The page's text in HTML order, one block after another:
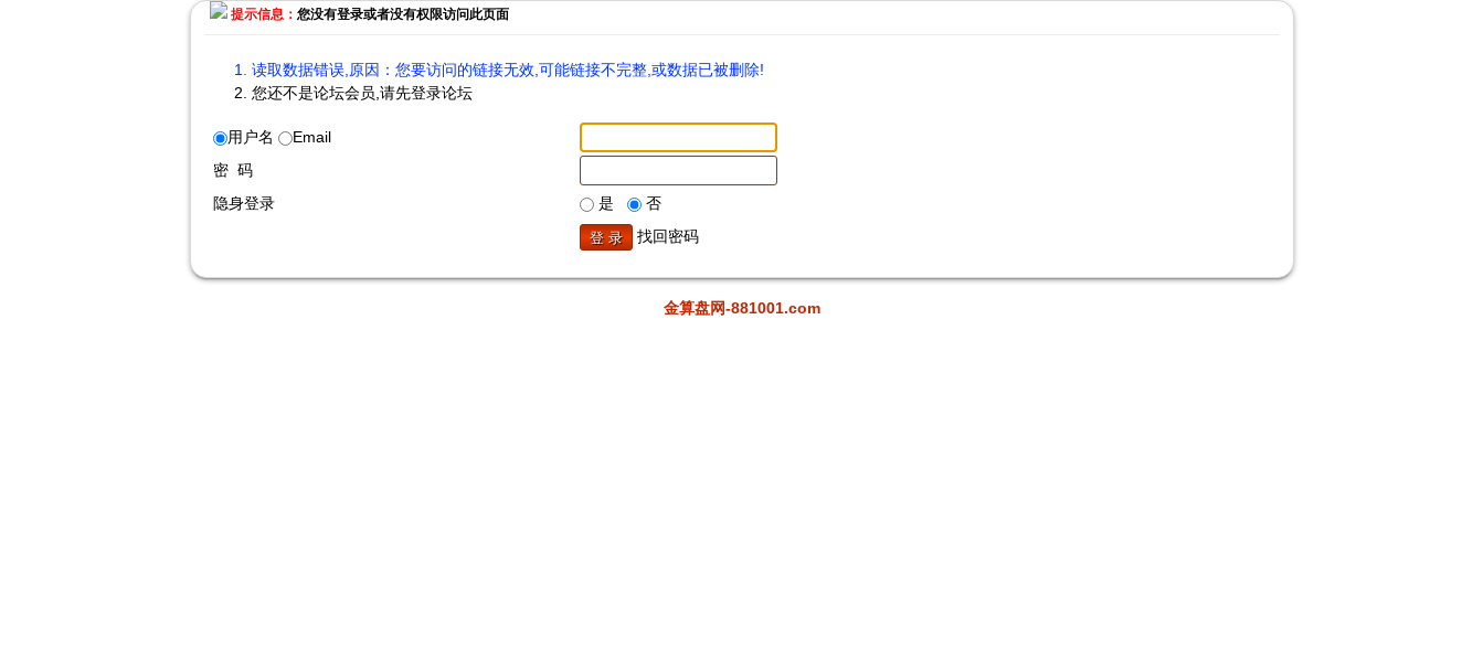
提示信息： 您没有登录或者没有权限访问此页面
读取数据错误,原因：您要访问的链接无效,可能链接不完整,或数据已被删除!
您还不是论坛会员,请先登录论坛
用户名
Email
密 码
隐身登录
是
否
找回密码
金算盘网-881001.com